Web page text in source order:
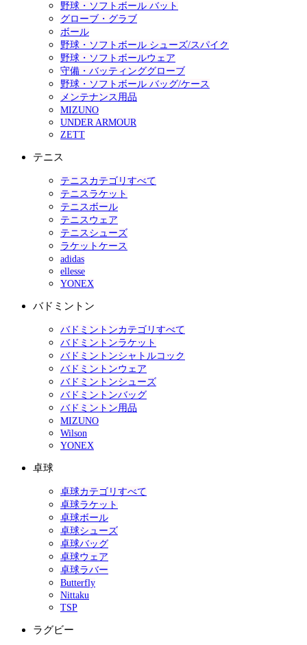
野球・ソフトボール バット
グローブ・グラブ
ボール
野球・ソフトボール シューズ/スパイク
野球・ソフトボールウェア
守備・バッティンググローブ
野球・ソフトボール バッグ/ケース
メンテナンス用品
MIZUNO
UNDER ARMOUR
ZETT
テニス
テニスカテゴリすべて
テニスラケット
テニスボール
テニスウェア
テニスシューズ
ラケットケース
adidas
ellesse
YONEX
バドミントン
バドミントンカテゴリすべて
バドミントンラケット
バドミントンシャトルコック
バドミントンウェア
バドミントンシューズ
バドミントンバッグ
バドミントン用品
MIZUNO
Wilson
YONEX
卓球
卓球カテゴリすべて
卓球ラケット
卓球ボール
卓球シューズ
卓球バッグ
卓球ウェア
卓球ラバー
Butterfly
Nittaku
TSP
ラグビー